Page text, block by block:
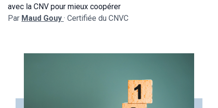
avec la CNV pour mieux coopérer
Par Maud Gouy · Certifiée du CNVC